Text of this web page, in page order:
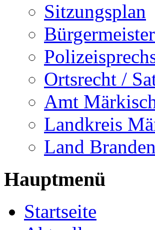
Sitzungsplan
Ortsrecht /
Amt
Landkreis
Land
Hauptmenü
Startseite